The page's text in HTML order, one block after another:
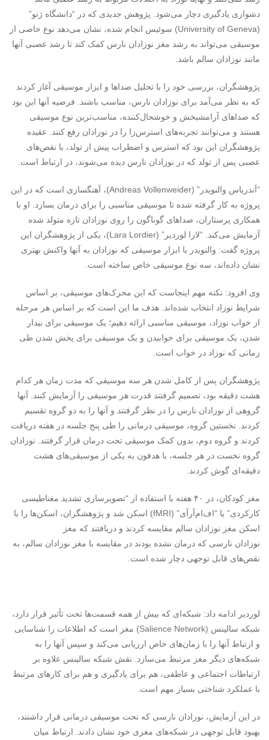
دشواری یادگیری دچار می‌شود. پژوهش جدیدی که در “دانشگاه ژنو”
(University of Geneva) سوئیس انجام شده، نشان می‌دهد نوع خاصی از
موسیقی می‌تواند به رشد مغز نوزادان نارس کمک کند تا رشد عصبی آنها
مانند نوزادان سالم باشد.
پژوهشگران، بررسی خود را با تحلیل صداها و ابزار موسیقی آغاز کردند
که به نظر می‌آمد برای نوزادان نارس، مناسب باشند. فرضیه آنها این بود
که صداهای آرامشبخش و خوشحال‌کننده، مناسب‌ترین نوع موسیقی
هستند و می‌توانند تجربه‌های استرس‌زا را در نوزادان رفع کنند. عقیده
پژوهشگران این بود که استرس و اضطراب پیش از تولد، با نقص‌های
عصبی پس از تولد که در نوزادان نارس دیده می‌شوند، در ارتباط است.
“آندریاس والنویدر” (Andreas Vollenweider)، آهنگسازی است که در این
پروژه به کار گرفته شده تا موسیقی مناسبی را برای درمان بسازد. او با
همکاری پرستاران، صداهای گوناگون را روی نوزادان تازه متولد شده
آزمایش می‌کند. “لارا لوردیر” (Lara Lordier)، یکی از پژوهشگران این
پروژه گفت: والنویدر با ابزار موسیقی که نوزادان به آنها واکنش بهتری
نشان داده‌اند، سه نوع موسیقی خاص ساخته است.
وی افزود: نکته مهم اینجاست که این محرک‌های موسیقی، بر اساس
شرایط نوزاد انتخاب شده‌اند. هدف ما این است که بر اساس هر مرحله
از خواب نوزاد، موسیقی مناسبی ارائه دهیم؛ یک موسیقی برای بیدار
شدن، یک موسیقی برای خوابیدن و یک موسیقی برای پخش شدن طی
زمانی که نوزاد در خواب است.
پژوهشگران پس از کامل شدن هر سه موسیقی که مدت زمان هر کدام
هشت دقیقه بود، تصمیم گرفتند قدرت هر موسیقی را آزمایش کنند. آنها
گروهی از نوزادان نارس را در نظر گرفتند و آنها را به دو گروه تقسیم
کردند. نخستین گروه، موسیقی درمانی را طی پنج جلسه در هفته دریافت
کردند و گروه دوم، بدون کمک موسیقی تحت درمان قرار گرفتند. نوزادان
گروه نخست در هر جلسه، با هدفون به یکی از موسیقی‌های هشت
دقیقه‌ای گوش کردند.
مغز کودکان، در ۴۰ هفته با استفاده از “تصویرسازی تشدید مغناطیسی
کارکردی” یا “اف‌ام‌آرآی” (fMRI) اسکن شد و پژوهشگران، اسکن‌ها را با
اسکن مغز نوزادان سالم مقایسه کردند و دریافتند که مغز
نوزادان نارسی که درمان نشده بودند در مقایسه با مغز نوزادان سالم، به
نقص‌های قابل توجهی دچار شده است.
لوردیر ادامه داد: شبکه‌ای که بیش از همه قسمت‌ها تحت تأثیر قرار دارد،
شبکه سالینس (Salience Network) مغز است که اطلاعات را شناسایی
و ارتباط آنها را با زمان‌های خاص ارزیابی می‌کند و سپس آنها را به
شبکه‌های دیگر مغز مرتبط می‌سازد. نقش شبکه سالینس علاوه بر
ارتباطات اجتماعی و عاطفی، هم برای یادگیری و هم برای کارهای مرتبط
با عملکرد شناختی بسیار مهم است.
در این آزمایش، نوزادان نارسی که تحت موسیقی درمانی قرار داشتند،
بهبود قابل توجهی در شبکه‌های مغزی خود نشان دادند. ارتباط میان